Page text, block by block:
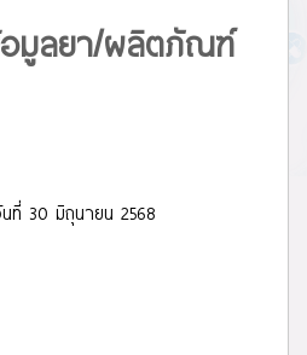
อมูลยา/ผลิตภัณฑ์
ที่ 30 มิถุนายน 2568